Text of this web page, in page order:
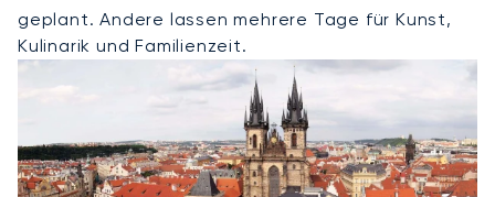
geplant. Andere lassen mehrere Tage für Kunst,
Kulinarik und Familienzeit.